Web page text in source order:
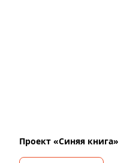
Проект «Синяя книга»